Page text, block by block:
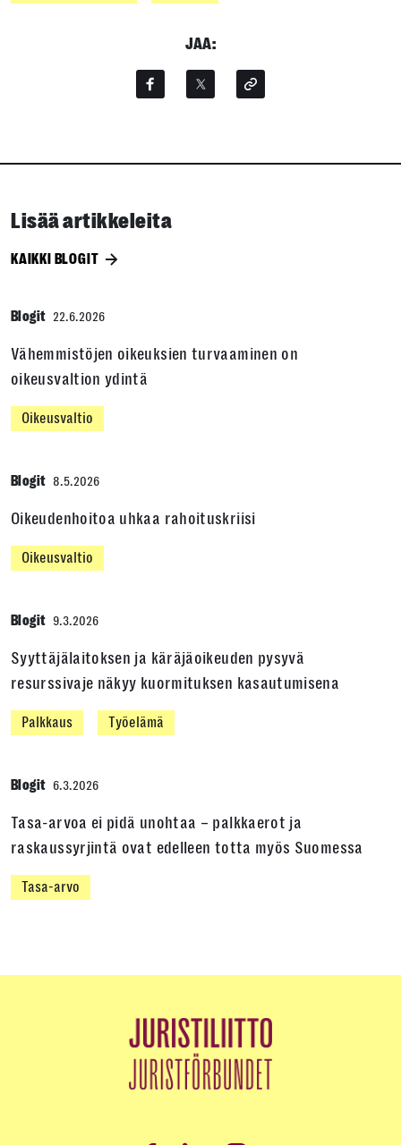
JAA:
Lisää artikkeleita
KAIKKI BLOGIT
Blogit 22.6.2026
Vähemmistöjen oikeuksien turvaaminen on
oikeusvaltion ydintä
Oikeusvaltio
Blogit 8.5.2026
Oikeudenhoitoa uhkaa rahoituskriisi
Oikeusvaltio
Blogit 9.3.2026
Syyttäjälaitoksen ja käräjäoikeuden pysyvä
resurssivaje näkyy kuormituksen kasautumisena
Palkkaus Työelämä
Blogit 6.3.2026
Tasa-arvoa ei pidä unohtaa – palkkaerot ja
raskaussyrjintä ovat edelleen totta myös Suomessa
Tasa-arvo